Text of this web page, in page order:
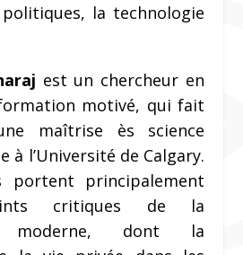
la technologie
est un chercheur en
motivé, qui fait
maîtrise ès science
à l’Université de Calgary.
portent principalement
critiques de la
moderne, dont la